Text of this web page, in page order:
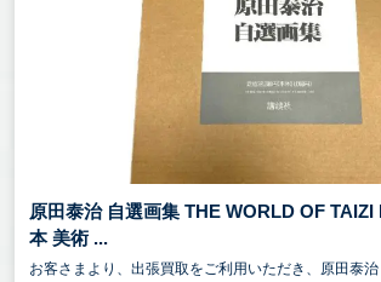
原田泰治 自選画集 THE WORLD OF
本 美術 ...
お客さまより、出張買取をご利用いただき、原田泰